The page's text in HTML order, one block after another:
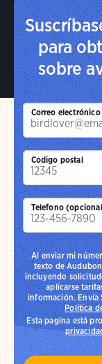
para
sobre
Correo electrónico
Codigo postal
Telefono
Al enviar mi
texto de
incluyendo
aplicarse
información. Envía
Política
Esta pagina está